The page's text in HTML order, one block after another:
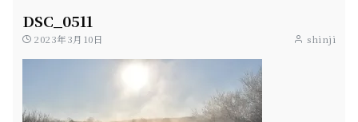
DSC_0511
2023年3月10日 shinji